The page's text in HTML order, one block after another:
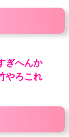
ぎへんか
やろこれ